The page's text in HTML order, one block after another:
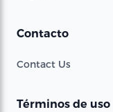
Contacto
Contact Us
Términos de uso